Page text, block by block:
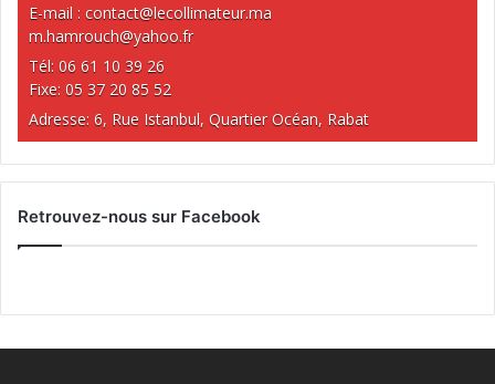
E-mail : contact@lecollimateur.ma
m.hamrouch@yahoo.fr
Tél: 06 61 10 39 26
Fixe: 05 37 20 85 52
Adresse: 6, Rue Istanbul, Quartier Océan, Rabat
Retrouvez-nous sur Facebook